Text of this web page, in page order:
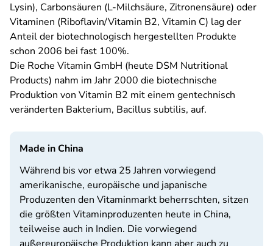
Lysin), Carbonsäuren (L-Milchsäure, Zitronensäure) oder
Vitaminen (Riboflavin/Vitamin B2, Vitamin C) lag der
Anteil der biotechnologisch hergestellten Produkte
schon 2006 bei fast 100%.
Die Roche Vitamin GmbH (heute DSM Nutritional
Products) nahm im Jahr 2000 die biotechnische
Produktion von Vitamin B2 mit einem gentechnisch
veränderten Bakterium, Bacillus subtilis, auf.
Made in China
Während bis vor etwa 25 Jahren vorwiegend
amerikanische, europäische und japanische
Produzenten den Vitaminmarkt beherrschten, sitzen
die größten Vitaminproduzenten heute in China,
teilweise auch in Indien. Die vorwiegend